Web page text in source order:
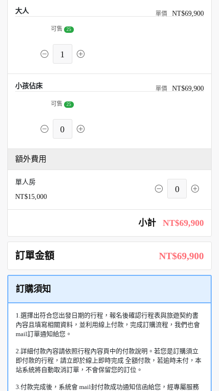
大人 NT$69,900
可售 25
1
小孩佔床 NT$69,900
可售 25
0
額外費用
單人房
NT$15,000
0
小計 NT$69,900
訂單金額 NT$69,900
訂購須知
1.選擇出符合您出發日期的行程，報名後確認行程表與旅遊契約書
內容且填寫相關資料，並利用線上付款，完成訂購流程，我們也會
mail訂單通知給您。
2.詳細付款內容請依照行程內容頁中的付款說明。若您是訂購須立
即付款的行程，請立即於線上即時完成 全額付款，若逾時未付，本
站系統將自動取消訂單，不會保留您的訂位。
3.付款完成後，系統會 mail封付款成功通知信函給您，經專屬服務